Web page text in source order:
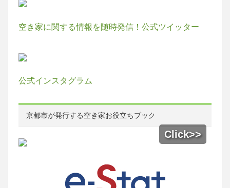
空き家に関する情報を随時発信！公式ツイッター
公式インスタグラム
京都市が発行する空き家お役立ちブック